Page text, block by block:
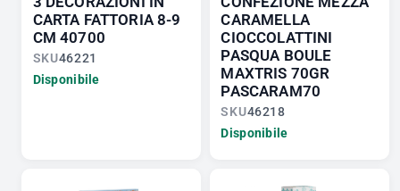
CARTA FATTORIA 8-9
CM 40700
SKU46221
Disponibile
CARAMELLA
CIOCCOLATTINI
PASQUA BOULE
MAXTRIS 70GR
PASCARAM70
SKU46218
Disponibile